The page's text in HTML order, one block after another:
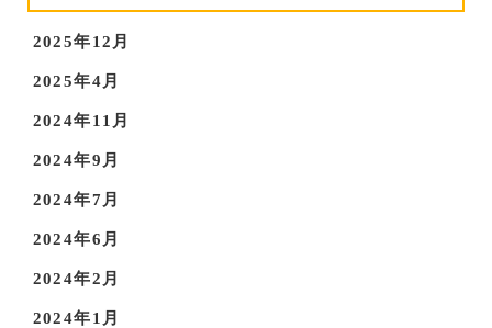
2025年12月
2025年4月
2024年11月
2024年9月
2024年7月
2024年6月
2024年2月
2024年1月